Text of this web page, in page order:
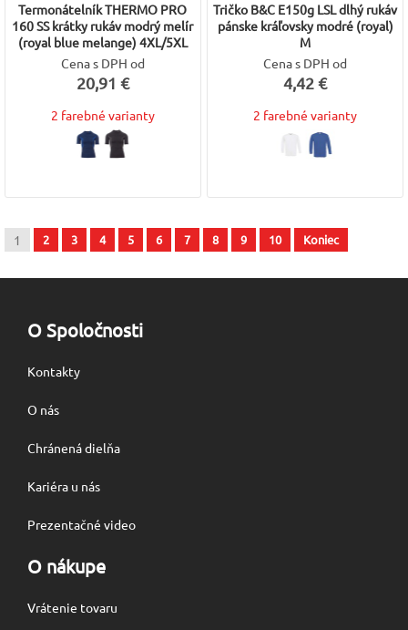
Termonátelník THERMO PRO
160 SS krátky rukáv modrý melír
(royal blue melange) 4XL/5XL
Cena s DPH od
20,91 €
2 farebné varianty
Tričko B&C E150g LSL dlhý rukáv
pánske kráľovsky modré (royal)
M
Cena s DPH od
4,42 €
2 farebné varianty
1 2 3 4 5 6 7 8 9 10 Koniec
O Spoločnosti
Kontakty
O nás
Chránená dielňa
Kariéra u nás
Prezentačné video
O nákupe
Vrátenie tovaru